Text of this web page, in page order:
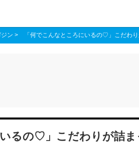
ン > 「何でこんなところにいるの♡」こだわ
るの♡」こだわりが詰